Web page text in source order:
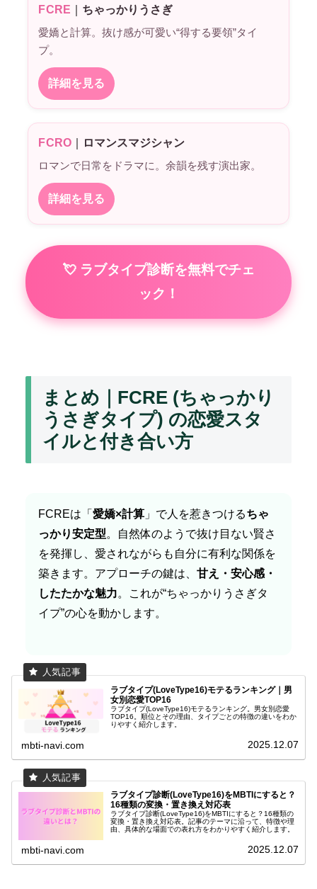
FCRE ちゃっかりうさぎ
愛嬌と計算。抜け感が可愛い“得する要領”タイ
プ。
詳細を見る
FCRO ロマンスマジシャン
ロマンで日常をドラマに。余韻を残す演出家。
詳細を見る
💘 ラブタイプ診断を無料でチェ
ック！
まとめ｜FCRE (ちゃっかり
うさぎタイプ) の恋愛スタ
イルと付き合い方
FCREは「 愛嬌×計算 」で人を惹きつけるちゃ
っかり安定型。自然体のようで抜け目ない賢さ
を発揮し、愛されながらも自分に有利な関係を
築きます。アプローチの鍵は、 甘え・安心感・
したたかな魅力。これが“ちゃっかりうさぎタ
イプ”の心を動かします。
ラブタイプ(LoveType16)モテるランキング｜男
女別恋愛TOP16
ラブタイプ(LoveType16)モテるランキング。男女別恋愛
TOP16。順位とその理由、タイプごとの特徴の違いをわか
りやすく紹介します。
mbti-navi.com 2025.12.07
ラブタイプ診断(LoveType16)をMBTIにすると？
16種類の変換・置き換え対応表
ラブタイプ診断(LoveType16)をMBTIにすると？16種類の
変換・置き換え対応表。記事のテーマに沿って、特徴や理
由、具体的な場面での表れ方をわかりやすく紹介します。
mbti-navi.com 2025.12.07